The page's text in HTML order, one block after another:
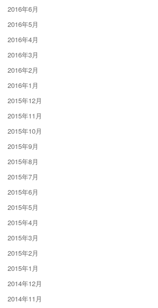
2016年6月
2016年5月
2016年4月
2016年3月
2016年2月
2016年1月
2015年12月
2015年11月
2015年10月
2015年9月
2015年8月
2015年7月
2015年6月
2015年5月
2015年4月
2015年3月
2015年2月
2015年1月
2014年12月
2014年11月